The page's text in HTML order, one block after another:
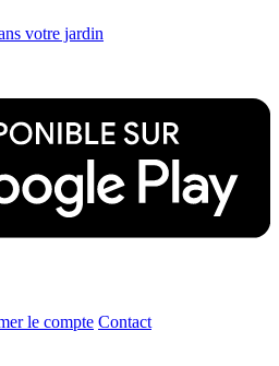
votre jardin
le compte Contact